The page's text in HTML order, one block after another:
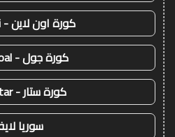
كورة اون لاين - kora onli
كورة جول - kora goal
كورة ستار - kora star
سوريا